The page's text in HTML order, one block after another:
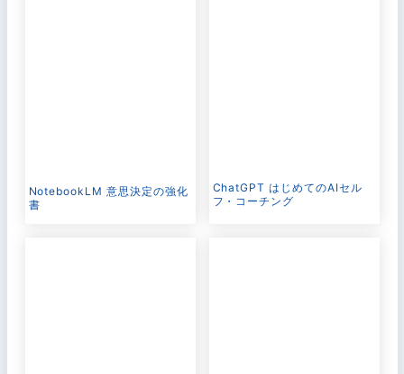
NotebookLM 意思決定の強化
書
ChatGPT はじめてのAIセル
フ・コーチング